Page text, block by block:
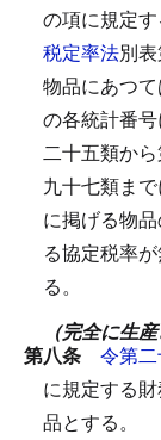
の項に規定す
税定率法別
物品にあつ
の各統計番号
二十五類か
九十七類ま
に掲げる物
る協定税率
る。
（完全に生
第八条 令第
に規定する
品とする。